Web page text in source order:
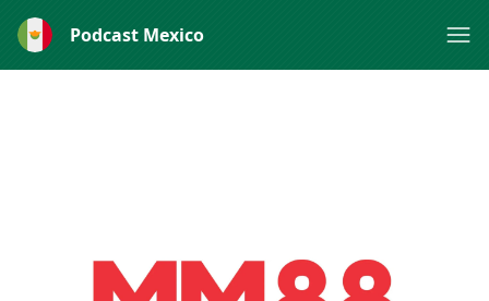
Podcast Mexico